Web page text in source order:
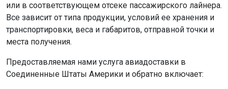
или в соответствующем отсеке пассажирского лайнера.
Все зависит от типа продукции, условий ее хранения и
транспортировки, веса и габаритов, отправной точки и
места получения.
Предоставляемая нами услуга авиадоставки в
Соединенные Штаты Америки и обратно включает: